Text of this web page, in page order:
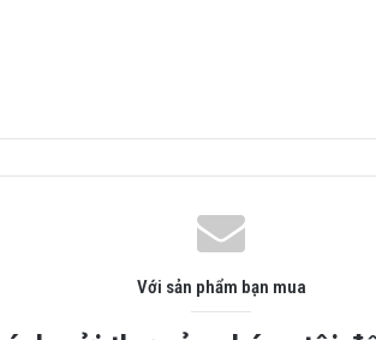
Với sản phẩm bạn mua